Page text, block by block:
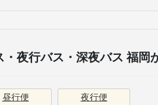
・夜行バス・深夜バス 福岡
昼行便 夜行便